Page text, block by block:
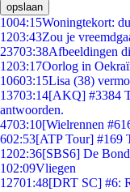
opslaan
1004:15Woningtekort:
1203:43Zou je
23703:38Afbeeldingen
1203:17Oorlog in
10603:15Lisa (38)
13703:14[AKQ] #3384
antwoorden.
4703:10[Wielrennen
602:53[ATP Tour] #169
1202:36[SBS6] De
102:09Vliegen
12701:48[DRT SC] #6: